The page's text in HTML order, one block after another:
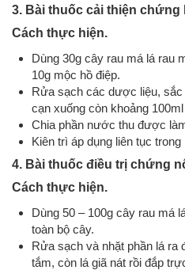
3. Bài thuốc cải thiện chứng
Cách thực hiện.
Dùng 30g cây rau má lá rau
10g mộc hồ điệp.
Rửa sạch các dược liệu,
cạn xuống còn khoảng
Chia phần nước thu được
Kiên trì áp dụng liên tục trong
4. Bài thuốc điều trị chứng
Cách thực hiện.
Dùng 50 – 100g cây rau má
toàn bộ cây.
Rửa sạch và nhặt phần lá ra
tắm, còn lá giã nát rồi đắp